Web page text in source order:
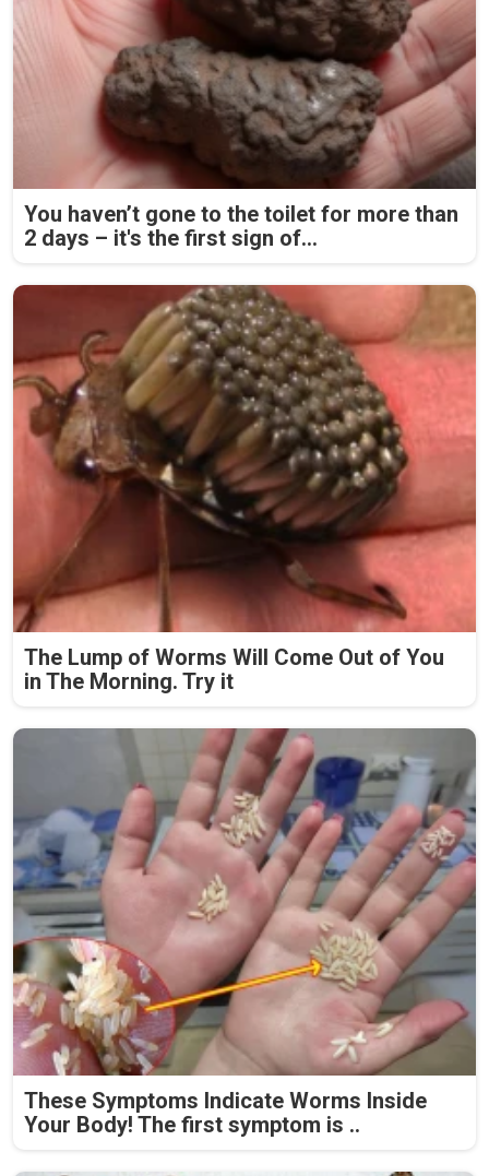
You haven’t gone to the toilet for more than
2 days – it's the first sign of...
The Lump of Worms Will Come Out of You
in The Morning. Try it
These Symptoms Indicate Worms Inside
Your Body! The first symptom is ..